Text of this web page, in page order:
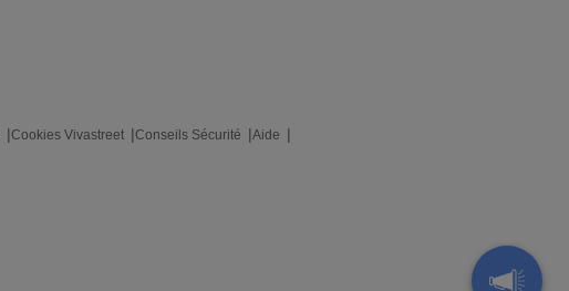
Cookies Vivastreet Conseils Sécurité
Aide